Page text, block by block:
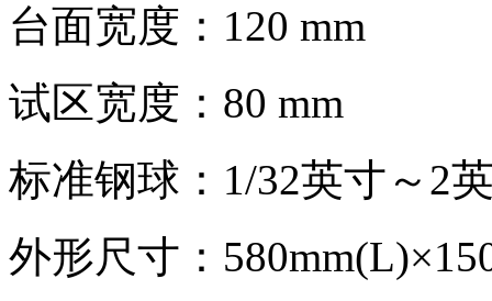
台面宽度：120 mm
试区宽度：80 mm
标准钢球：1/32英寸～2
外形尺寸：